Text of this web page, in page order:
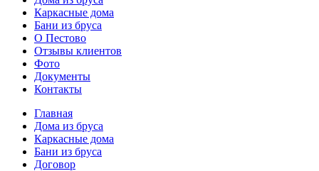
Каркасные дома
Бани из бруса
О Пестово
Отзывы клиентов
Фото
Документы
Контакты
Главная
Дома из бруса
Каркасные дома
Бани из бруса
Договор